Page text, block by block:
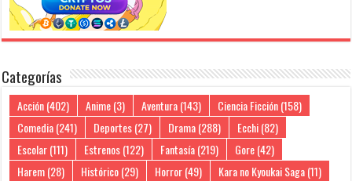
Categorías
Acción(402) Anime(3) Aventura(143) Ciencia Ficción(158)
Comedia(241) Deportes(27) Drama(288) Ecchi(82)
Escolar(111) Estrenos(122) Fantasía(219) Gore(42)
Harem(28) Histórico(29) Horror(49) Kara no Kyoukai Saga(11)